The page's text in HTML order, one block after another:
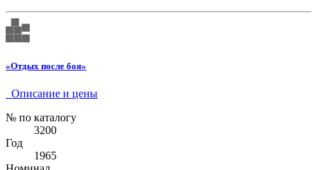
«Отдых после боя»
Описание и цены
№ по каталогу
3200
Год
1965